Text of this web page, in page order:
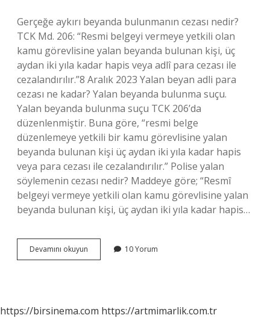
Gerçeğe aykırı beyanda bulunmanın cezası nedir?
TCK Md. 206: “Resmi belgeyi vermeye yetkili olan
kamu görevlisine yalan beyanda bulunan kişi, üç
aydan iki yıla kadar hapis veya adlî para cezası ile
cezalandırılır.”8 Aralık 2023 Yalan beyan adli para
cezası ne kadar? Yalan beyanda bulunma suçu.
Yalan beyanda bulunma suçu TCK 206’da
düzenlenmiştir. Buna göre, “resmi belge
düzenlemeye yetkili bir kamu görevlisine yalan
beyanda bulunan kişi üç aydan iki yıla kadar hapis
veya para cezası ile cezalandırılır.” Polise yalan
söylemenin cezası nedir? Maddeye göre; “Resmî
belgeyi vermeye yetkili olan kamu görevlisine yalan
beyanda bulunan kişi, üç aydan iki yıla kadar hapis…
Devamını okuyun Gerçeğe
Aykırı
10 Yorum
https://birsinema.com https://artmimarlik.com.tr